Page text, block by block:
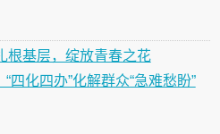
根基层，绽放青春之花
四化四办”化解群众“急难愁盼”